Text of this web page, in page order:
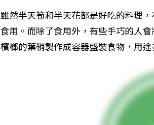
雖然半天筍和半天花都是好吃的料理
食用。而除了食用外，有些手巧的人
檳榔的葉鞘製作成容器盛裝食物，用途